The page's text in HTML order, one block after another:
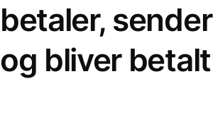
betaler, sender
og bliver betalt